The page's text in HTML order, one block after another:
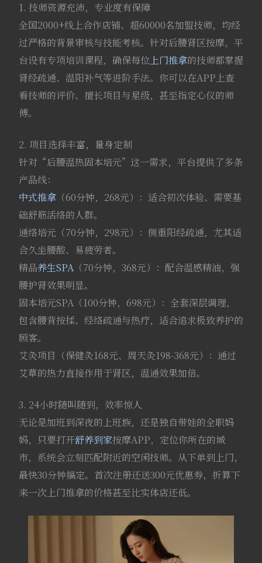
1. 技师资源充沛，专业度有保障
全国2000+线上合作店铺、超60000名加盟技师，均经
过严格的背景审核与技能考核。针对后腰肾区按摩，平
台设有专项培训课程，确保每位上门推拿的技师都掌握
肾经疏通、温阳补气等进阶手法。你可以在APP上查
看技师的评价、擅长项目与星级，甚至指定心仪的师
傅。
2. 项目选择丰富，量身定制
针对“后腰温热固本培元”这一需求，平台提供了多条
产品线：
中式推拿（60分钟，268元）：适合初次体验、需要基
础舒筋活络的人群。
通络培元（70分钟，298元）：侧重阳经疏通，尤其适
合久坐腰酸、易疲劳者。
精品养生SPA（70分钟，368元）：配合温感精油，强
腰护肾效果明显。
固本培元SPA（100分钟，698元）：全套深层调理，
包含腰背按揉、经络疏通与热疗，适合追求极致养护的
顾客。
艾灸项目（保健灸168元、周天灸198-368元）：通过
艾草的热力直接作用于肾区，温通效果加倍。
3. 24小时随叫随到，效率惊人
无论是加班到深夜的上班族，还是独自带娃的全职妈
妈，只要打开舒养到家按摩APP，定位你所在的城
市，系统会立刻匹配附近的空闲技师。从下单到上门，
最快30分钟搞定。首次注册还送300元优惠券，折算下
来一次上门推拿的价格甚至比实体店还低。